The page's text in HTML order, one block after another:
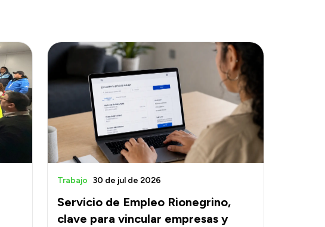
Servicio de Empleo Rionegrino,
clave para vincular empresas y
Trabajo 30 de jul de 2026